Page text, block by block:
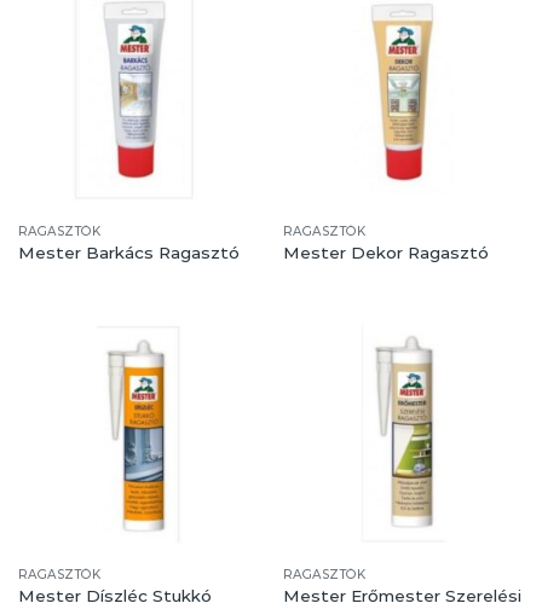
RAGASZTÓK
Mester Barkács Ragasztó
RAGASZTÓK
Mester Dekor Ragasztó
RAGASZTÓK
Mester Díszléc Stukkó
RAGASZTÓK
Mester Erőmester Szerelési